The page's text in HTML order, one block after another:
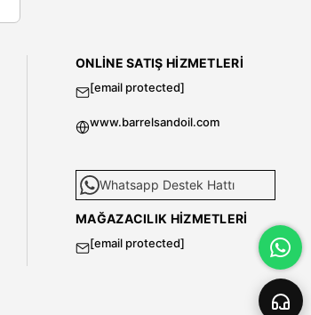
ONLINE SATIŞ HIZMETLERI
[email protected]
www.barrelsandoil.com
Whatsapp Destek Hattı
MAĞAZACILIK HIZMETLERI
[email protected]